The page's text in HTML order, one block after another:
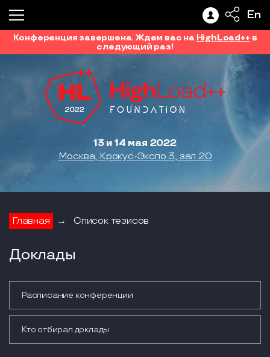
En
Конференция завершена. Ждем вас на HighLoad++ в
следующий раз!
13 и 14 мая 2022
Москва, Крокус-Экспо 3, зал 20
Главная → Список тезисов
Доклады
Расписание конференции
Кто отбирал доклады